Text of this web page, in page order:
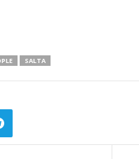
SALTA